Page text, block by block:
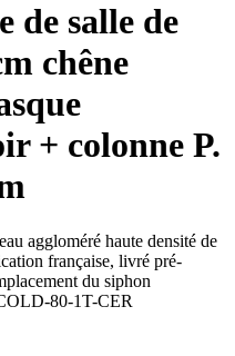
de salle de
chêne
+ colonne P.
aggloméré haute densité de
française, livré pré-
du siphon
80-1T-CER